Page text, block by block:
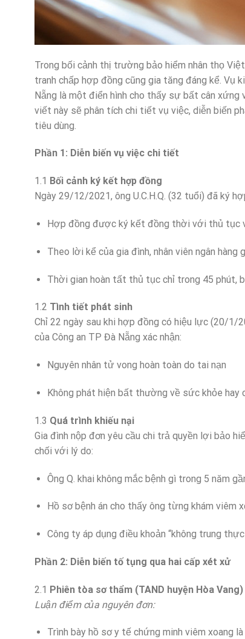
Trong bối cảnh thị trường bảo hiểm nhân thọ
tranh chấp hợp đồng cũng gia tăng đáng kể. Vụ
Nẵng là một điển hình cho thấy sự bất cân xứng
viết này sẽ phân tích chi tiết vụ việc, diễn biến
tiêu dùng.
Phần 1: Diễn biến vụ việc chi tiết
1.1 Bối cảnh ký kết hợp đồng
Ngày 29/12/2021, ông U.C.H.Q. (32 tuổi) đã ký
Hợp đồng được ký kết đồng thời với thủ tục
Theo lời kể của gia đình, nhân viên ngân
Thời gian hoàn tất thủ tục chỉ trong 45 phút,
1.2 Tình tiết phát sinh
Chỉ 22 ngày sau khi hợp đồng có hiệu lực (20/1/
của Công an TP Đà Nẵng xác nhận:
Nguyên nhân tử vong hoàn toàn do tai nạn
Không phát hiện bất thường về sức khỏe hay
1.3 Quá trình khiếu nại
Gia đình nộp đơn yêu cầu chi trả quyền lợi bảo
chối với lý do:
Ông Q. khai không mắc bệnh gì trong 5 năm
Hồ sơ bệnh án cho thấy ông từng khám viêm
Công ty áp dụng điều khoản “không trung
Phần 2: Diễn biến tố tụng qua hai cấp xét xử
2.1 Phiên tòa sơ thẩm (TAND huyện Hòa Vang)
Luận điểm của nguyên đơn:
Trình bày hồ sơ y tế chứng minh viêm xoang